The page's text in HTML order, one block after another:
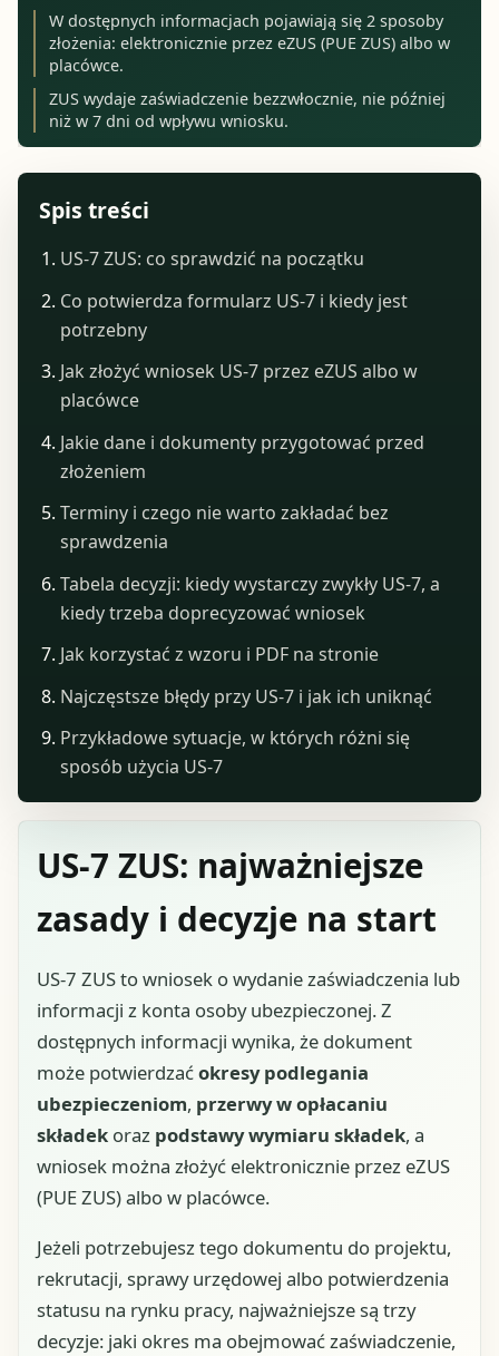
W dostępnych informacjach pojawiają się 2 sposoby
złożenia: elektronicznie przez eZUS (PUE ZUS) albo w
placówce.
ZUS wydaje zaświadczenie bezzwłocznie, nie później
niż w 7 dni od wpływu wniosku.
US-7 ZUS: najważniejsze
zasady i decyzje na start
US-7 ZUS to wniosek o wydanie zaświadczenia lub
informacji z konta osoby ubezpieczonej. Z
dostępnych informacji wynika, że dokument
może potwierdzaćokresy podlegania
ubezpieczeniom, przerwy w opłacaniu
składek oraz podstawy wymiaru składek, a
wniosek można złożyć elektronicznie przez eZUS
(PUE ZUS) albo w placówce.
Jeżeli potrzebujesz tego dokumentu do projektu,
rekrutacji, sprawy urzędowej albo potwierdzenia
statusu na rynku pracy, najważniejsze są trzy
decyzje: jaki okres ma obejmować zaświadczenie,
Spis treści
US-7 ZUS: co sprawdzić na początku
Co potwierdza formularz US-7 i kiedy jest
potrzebny
Jak złożyć wniosek US-7 przez eZUS albo w
placówce
Jakie dane i dokumenty przygotować przed
złożeniem
Terminy i czego nie warto zakładać bez
sprawdzenia
Tabela decyzji: kiedy wystarczy zwykły US-7, a
kiedy trzeba doprecyzować wniosek
Jak korzystać z wzoru i PDF na stronie
Najczęstsze błędy przy US-7 i jak ich uniknąć
Przykładowe sytuacje, w których różni się
sposób użycia US-7